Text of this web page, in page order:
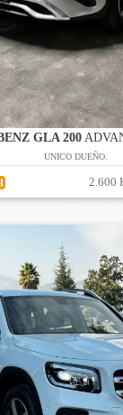
GLA 200
UNICO DUEÑO.
2.600